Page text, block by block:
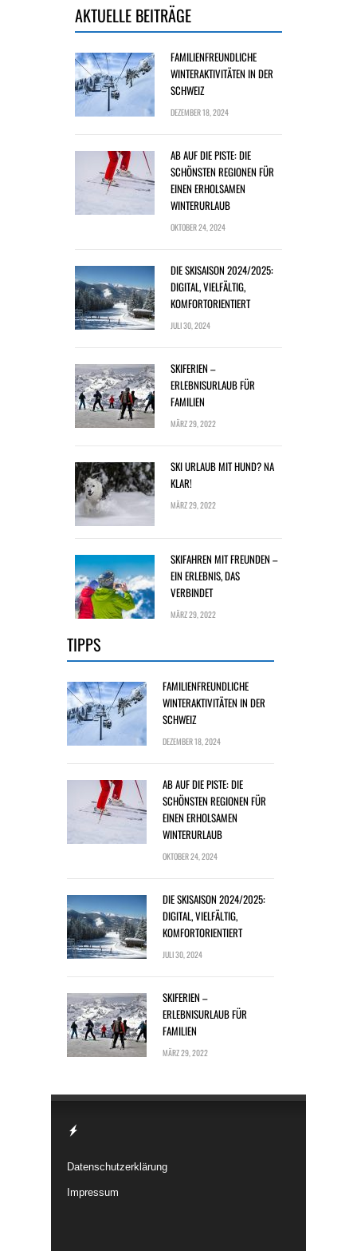
AKTUELLE BEITRÄGE
FAMILIENFREUNDLICHE
WINTERAKTIVITÄTEN IN DER
SCHWEIZ
DEZEMBER 18, 2024
AB AUF DIE PISTE: DIE
SCHÖNSTEN REGIONEN FÜR
EINEN ERHOLSAMEN
WINTERURLAUB
OKTOBER 24, 2024
DIE SKISAISON 2024/2025:
DIGITAL, VIELFÄLTIG,
KOMFORTORIENTIERT
JULI 30, 2024
SKIFERIEN –
ERLEBNISURLAUB FÜR
FAMILIEN
MÄRZ 29, 2022
SKI URLAUB MIT HUND? NA
KLAR!
MÄRZ 29, 2022
SKIFAHREN MIT FREUNDEN –
EIN ERLEBNIS, DAS
VERBINDET
MÄRZ 29, 2022
TIPPS
FAMILIENFREUNDLICHE
WINTERAKTIVITÄTEN IN DER
SCHWEIZ
DEZEMBER 18, 2024
AB AUF DIE PISTE: DIE
SCHÖNSTEN REGIONEN FÜR
EINEN ERHOLSAMEN
WINTERURLAUB
OKTOBER 24, 2024
DIE SKISAISON 2024/2025:
DIGITAL, VIELFÄLTIG,
KOMFORTORIENTIERT
JULI 30, 2024
SKIFERIEN –
ERLEBNISURLAUB FÜR
FAMILIEN
MÄRZ 29, 2022
Datenschutzerklärung
Impressum